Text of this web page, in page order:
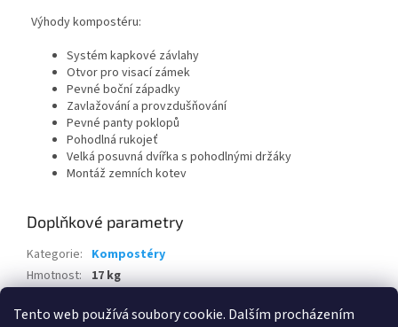
Tento web používá soubory cookie. Dalším procházením
Výhody kompostéru:
Systém kapkové závlahy
Otvor pro visací zámek
Pevné boční západky
Zavlažování a provzdušňování
Pevné panty poklopů
Pohodlná rukojeť
Velká posuvná dvířka s pohodlnými držáky
Montáž zemních kotev
Doplňkové parametry
Kategorie: Kompostéry
Hmotnost: 17 kg